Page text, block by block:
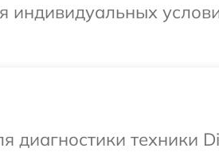
индивидуальных
диагностики техники